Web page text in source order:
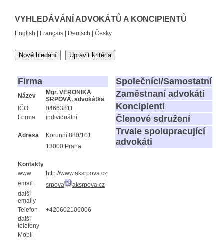
VYHLEDÁVÁNÍ ADVOKÁTŮ A KONCIPIENTŮ
English Français Deutsch Česky
Nové hledání Upravit kritéria
Firma
Název
Mgr. VERONIKA
SRPOVÁ, advokátka
IČO
04663811
Forma
individuální
Adresa
Korunní 880/101
13000 Praha
Kontakty
www
http://www.aksrpova.cz
email
srpova
aksrpova.cz
další
emaily
Telefon
+420602106006
další
telefony
Mobil
Společníci/Samostatní
Zaměstnaní advokáti
Koncipienti
Členové sdružení
Trvale spolupracující
advokáti